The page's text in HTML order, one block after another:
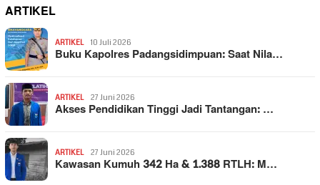
ARTIKEL
ARTIKEL 10 Juli 2026
Buku Kapolres Padangsidimpuan: Saat Nila…
ARTIKEL 27 Juni 2026
Akses Pendidikan Tinggi Jadi Tantangan: …
ARTIKEL 27 Juni 2026
Kawasan Kumuh 342 Ha & 1.388 RTLH: M…